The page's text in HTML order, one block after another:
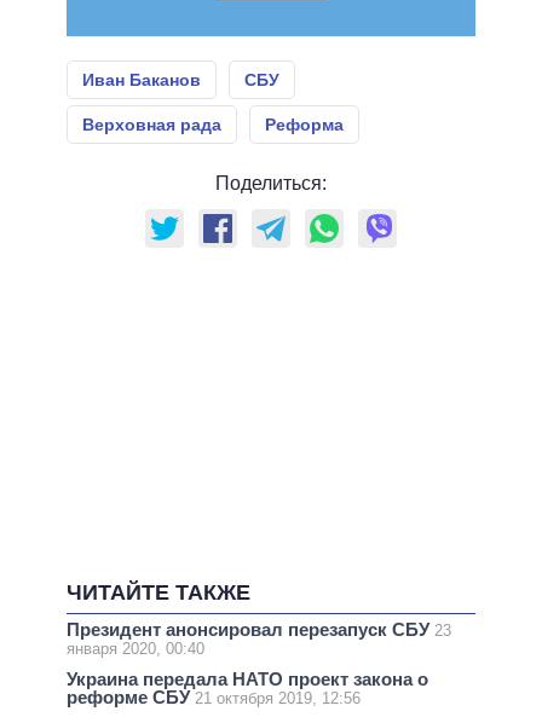
Иван Баканов СБУ
Верховная рада Реформа
Поделиться:
ЧИТАЙТЕ ТАКЖЕ
Президент анонсировал перезапуск СБУ 23
января 2020, 00:40
Украина передала НАТО проект закона о
реформе СБУ 21 октября 2019, 12:56